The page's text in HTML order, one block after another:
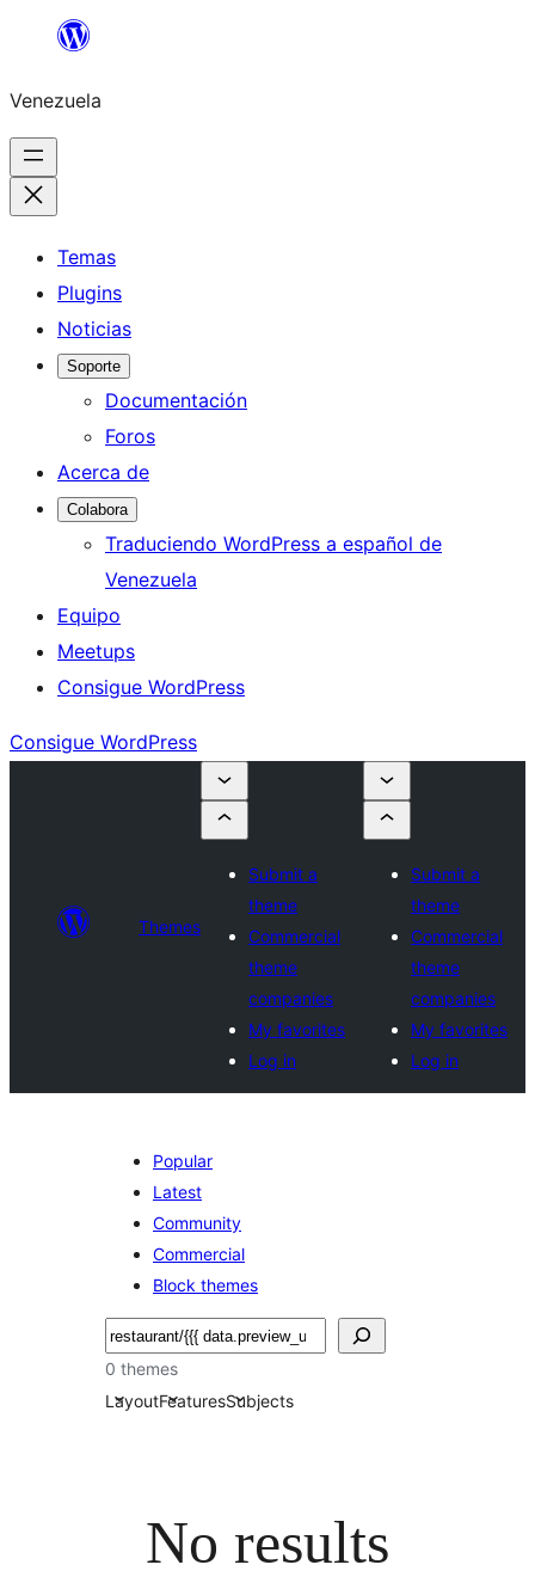
Saltar
contenido
Venezuela
Temas
Plugins
Noticias
Soporte
Documentación
Foros
Acerca de
Colabora
Traduciendo WordPress a español de
Venezuela
Equipo
Meetups
Consigue WordPress
Consigue WordPress
Themes
Submit a
theme
Commercial
theme
companies
My favorites
Log in
Submit a
theme
Commercial
theme
companies
My favorites
Log in
Popular
Latest
Community
Commercial
Block themes
Buscar
0 themes
LayoutFeaturesSubjects
No results